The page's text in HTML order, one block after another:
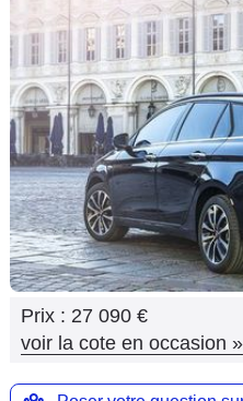
Utilitaires
Flottes
Auto
Services
Forum
Moto
Marques
Prix : 27 090 €
voir la cote en occasion »